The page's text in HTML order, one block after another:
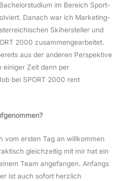
im Bereich Sport-
Danach war ich Marketing-
Skihersteller und
2000 zusammengearbeitet.
aus der anderen Perspektive
einiger Zeit dann per
bei SPORT 2000 rent
vom ersten Tag an willkommen
gleichzeitig mit mir hat ein
Team angefangen. Anfangs
ist auch sofort herzlich